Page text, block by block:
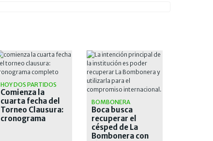
HOY DOS PARTIDOS
Comienza la
cuarta fecha del
Torneo Clausura:
cronograma
BOMBONERA
Boca busca
recuperar el
césped de La
Bombonera con